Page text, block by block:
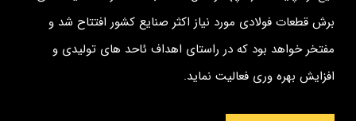
برش قطعات فولادی مورد نیاز اکثر صنایع کشور افتتاح شد و
مفتخر خواهد بود که در راستای اهداف ئاحد های تولیدی و
افزایش بهره وری فعالیت نماید.